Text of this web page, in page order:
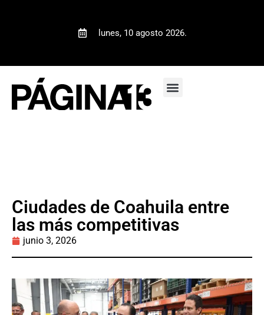
lunes, 10 agosto 2026.
Ciudades de Coahuila entre
las más competitivas
junio 3, 2026